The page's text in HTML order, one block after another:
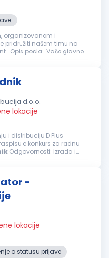
organizovanom i
pridružiti našem timu na
Opis posla: Vaše glavne
d.o.o.
lokacije
i distribuciju D Plus
konkurs za radnu
Odgovornosti: Izrada i
-
lokacije
o statusu prijave